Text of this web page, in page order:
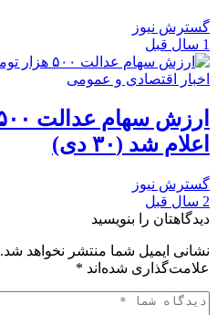
گسترش نیوز
1 سال قبل
اخبار اقتصادی و عمومی
اعلام شد (۳۰ دی)
گسترش نیوز
2 سال قبل
دیدگاهتان را بنویسید
نشانی ایمیل شما منتشر نخواهد شد.
علامت‌گذاری شده‌اند *